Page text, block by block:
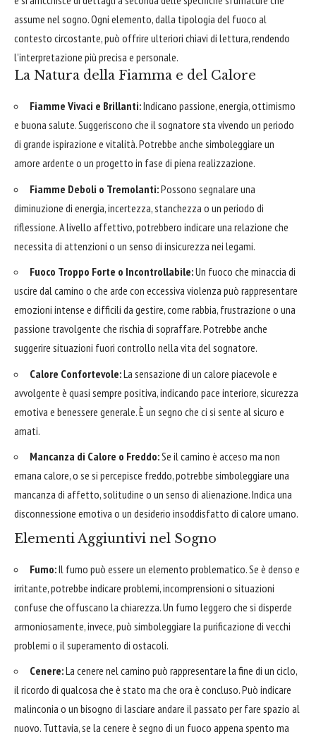
assume nel sogno. Ogni elemento, dalla tipologia del fuoco al
contesto circostante, può offrire ulteriori chiavi di lettura, rendendo
l'interpretazione più precisa e personale.
La Natura della Fiamma e del Calore
Fiamme Vivaci e Brillanti:Indicano passione, energia, ottimismo
e buona salute. Suggeriscono che il sognatore sta vivendo un periodo
di grande ispirazione e vitalità. Potrebbe anche simboleggiare un
amore ardente o un progetto in fase di piena realizzazione.
Fiamme Deboli o Tremolanti:Possono segnalare una
diminuzione di energia, incertezza, stanchezza o un periodo di
riflessione. A livello affettivo, potrebbero indicare una relazione che
necessita di attenzioni o un senso di insicurezza nei legami.
Fuoco Troppo Forte o Incontrollabile:Un fuoco che minaccia di
uscire dal camino o che arde con eccessiva violenza può rappresentare
emozioni intense e difficili da gestire, come rabbia, frustrazione o una
passione travolgente che rischia di sopraffare. Potrebbe anche
suggerire situazioni fuori controllo nella vita del sognatore.
Calore Confortevole:La sensazione di un calore piacevole e
avvolgente è quasi sempre positiva, indicando pace interiore, sicurezza
emotiva e benessere generale. È un segno che ci si sente al sicuro e
amati.
Mancanza di Calore o Freddo:Se il camino è acceso ma non
emana calore, o se si percepisce freddo, potrebbe simboleggiare una
mancanza di affetto, solitudine o un senso di alienazione. Indica una
disconnessione emotiva o un desiderio insoddisfatto di calore umano.
Elementi Aggiuntivi nel Sogno
Fumo:Il fumo può essere un elemento problematico. Se è denso e
irritante, potrebbe indicare problemi, incomprensioni o situazioni
confuse che offuscano la chiarezza. Un fumo leggero che si disperde
armoniosamente, invece, può simboleggiare la purificazione di vecchi
problemi o il superamento di ostacoli.
Cenere:La cenere nel camino può rappresentare la fine di un ciclo,
il ricordo di qualcosa che è stato ma che ora è concluso. Può indicare
malinconia o un bisogno di lasciare andare il passato per fare spazio al
nuovo. Tuttavia, se la cenere è segno di un fuoco appena spento ma